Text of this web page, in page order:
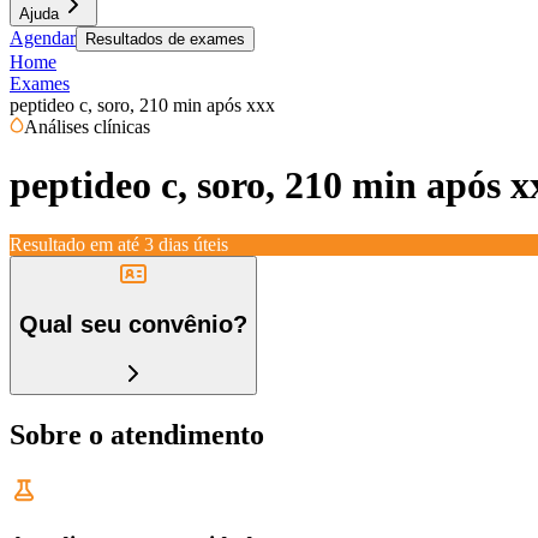
Ajuda
Agendar Resultados de exames
Home
Exames
peptideo c, soro, 210 min após xxx
Análises clínicas
peptideo c, soro, 210 min após
Resultado em até 3 dias úteis
Qual seu convênio?
Sobre o atendimento